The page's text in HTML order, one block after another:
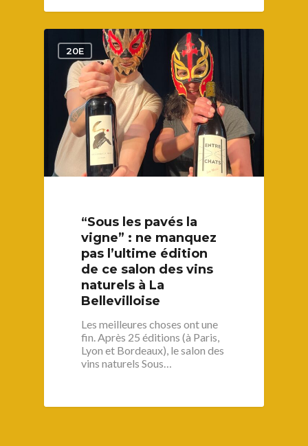
20E
“Sous les pavés la
vigne” : ne manquez
pas l’ultime édition
de ce salon des vins
naturels à La
Bellevilloise
Les meilleures choses ont une
fin. Après 25 éditions (à Paris,
Lyon et Bordeaux), le salon des
vins naturels Sous…
0